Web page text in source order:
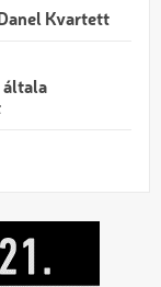
Kvartett
általa